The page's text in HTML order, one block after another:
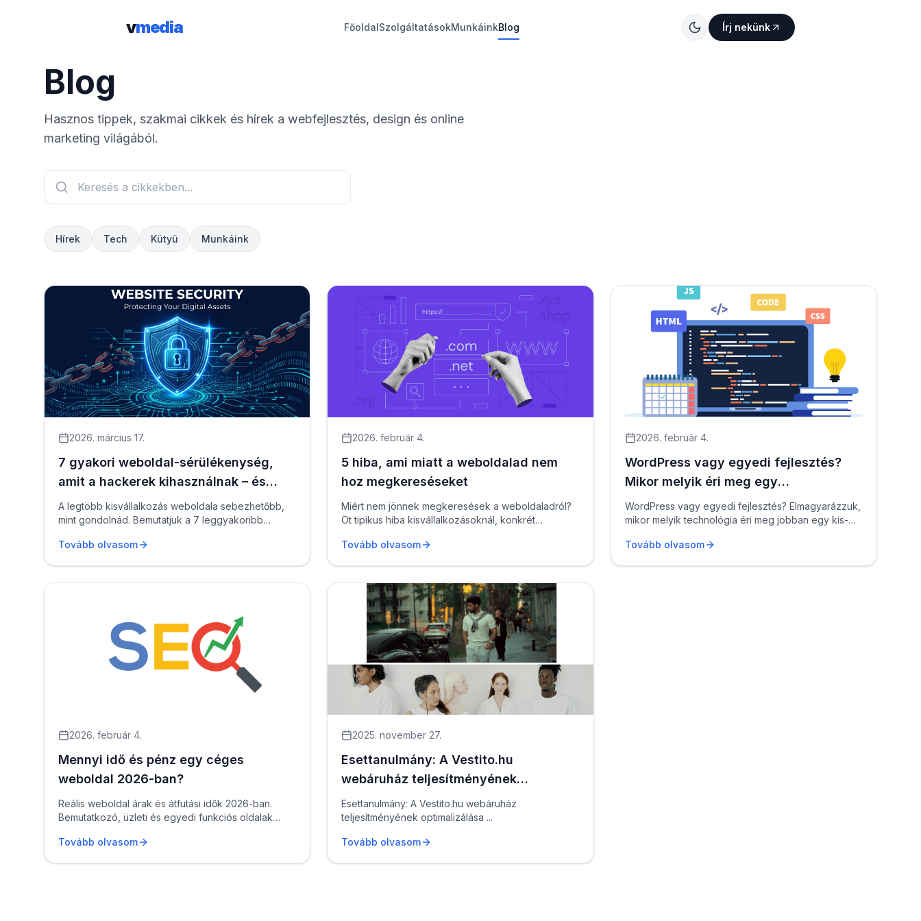
vmedia FőoldalSzolgáltatásokMunkáinkBlog Írj nekünk
Blog
Hasznos tippek, szakmai cikkek és hírek a webfejlesztés, design és online
marketing világából.
Hírek Tech Kütyü Munkáink
2026. március 17.
7 gyakori weboldal-sérülékenység,
amit a hackerek kihasználnak – és
hogyan védekezz ellenük
A legtöbb kisvállalkozás weboldala sebezhetőbb,
mint gondolnád. Bemutatjuk a 7 leggyakoribb
Tovább olvasom
2026. február 4.
5 hiba, ami miatt a weboldalad nem
hoz megkereséseket
Miért nem jönnek megkeresések a weboldaladról?
Öt tipikus hiba kisvállalkozásoknál, konkrét
Tovább olvasom
2026. február 4.
WordPress vagy egyedi fejlesztés?
Mikor melyik éri meg egy
kisvállalkozásnak?
WordPress vagy egyedi fejlesztés? Elmagyarázzuk,
mikor melyik technológia éri meg jobban egy kis-
Tovább olvasom
2026. február 4.
Mennyi idő és pénz egy céges
weboldal 2026-ban?
Reális weboldal árak és átfutási idők 2026-ban.
Bemutatkozó, üzleti és egyedi funkciós oldalak
Tovább olvasom
2025. november 27.
Esettanulmány: A Vestito.hu
webáruház teljesítményének
optimalizálása
Esettanulmány: A Vestito.hu webáruház
teljesítményének optimalizálása ...
Tovább olvasom